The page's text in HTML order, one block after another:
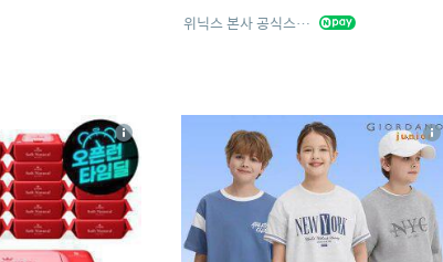
위닉스 본사 공식스토어
상
세
10
상
세